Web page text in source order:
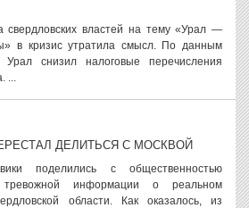
свердловских властей на тему «Урал —
в кризис утратила смысл. По данным
Урал снизил налоговые перечисления
...
ДЕЛИТЬСЯ С МОСКВОЙ
поделились с общественностью
информации о реальном
области. Как оказалось, из